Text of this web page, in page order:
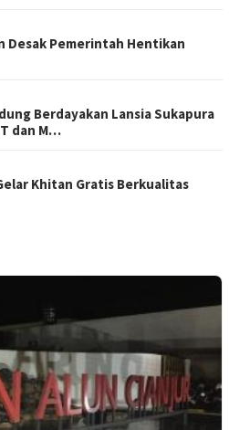
Desak Pemerintah Hentikan
Berdayakan Lansia Sukapura
dan M…
Khitan Gratis Berkualitas